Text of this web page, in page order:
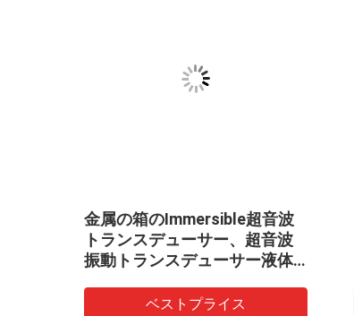
金属の箱のImmersible超音波
トランスデューサー、超音波
振動トランスデューサー液体
ベストプライス